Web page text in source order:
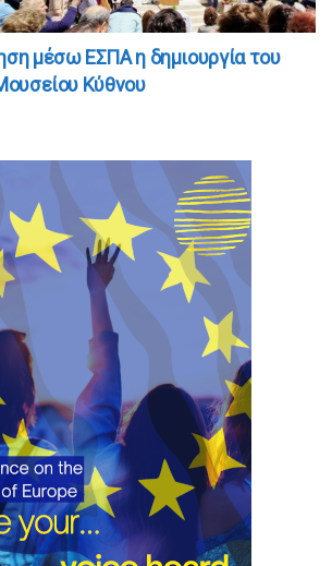
μέσω ΕΣΠΑ η δημιουργία του
Κύθνου